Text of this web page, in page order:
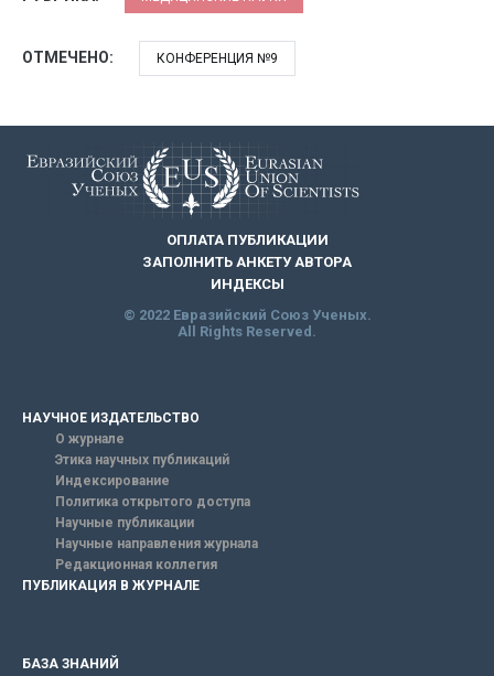
ОТМЕЧЕНО: КОНФЕРЕНЦИЯ №9
ОПЛАТА ПУБЛИКАЦИИ
ЗАПОЛНИТЬ АНКЕТУ АВТОРА
ИНДЕКСЫ
© 2022 Евразийский Союз Ученых.
All Rights Reserved.
НАУЧНОЕ ИЗДАТЕЛЬСТВО
О журнале
Этика научных публикаций
Индексирование
Политика открытого доступа
Научные публикации
Научные направления журнала
Редакционная коллегия
ПУБЛИКАЦИЯ В ЖУРНАЛЕ
БАЗА ЗНАНИЙ